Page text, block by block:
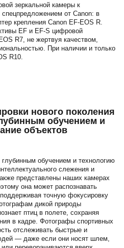
зеркальной камеры к
спецпредложением от Canon: в
крепления Canon EF-EOS R.
EF и EF-S цифровой
R7, не жертвуя качеством,
При наличии и только
R10.
нового поколения
обучением и
объектов
обучением и технологию
слежения и
представлены наших камерах
она может распознавать
точную фокусировку
дикой природы
птиц в полете, сохраняя
в кадре. Фотографы спортивных
отслеживать быстрые и
— даже если они носят шлем,